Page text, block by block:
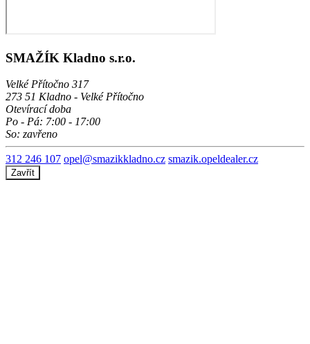
SMAŽÍK Kladno s.r.o.
Velké Přítočno 317
273 51 Kladno - Velké Přítočno
Otevírací doba
Po - Pá: 7:00 - 17:00
So: zavřeno
312 246 107 opel@smazikkladno.cz smazik.opeldealer.cz
Zavřít